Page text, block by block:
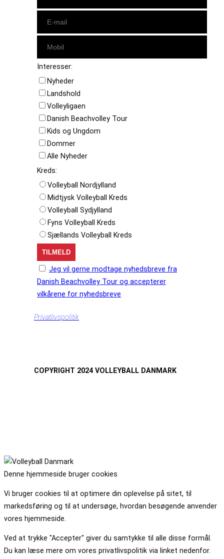
Interesser:
Nyheder
Landshold
Volleyligaen
Danish Beachvolley Tour
Kids og Ungdom
Dommer
Alle Nyheder
Kreds:
Volleyball Nordjylland
Midtjysk Volleyball Kreds
Volleyball Sydjylland
Fyns Volleyball Kreds
Sjællands Volleyball Kreds
Jeg vil gerne modtage nyhedsbreve fra
Danish Beachvolley Tour og accepterer
vilkårene for nyhedsbreve
Privatlivspolitik
COPYRIGHT 2024 VOLLEYBALL DANMARK
Denne hjemmeside bruger cookies
Vi bruger cookies til at optimere din oplevelse på sitet, til
markedsføring og til at undersøge, hvordan besøgende anvender
vores hjemmeside.
Ved at trykke "Accepter" giver du samtykke til alle disse formål.
Du kan læse mere om vores privatlivspolitik via linket nedenfor.